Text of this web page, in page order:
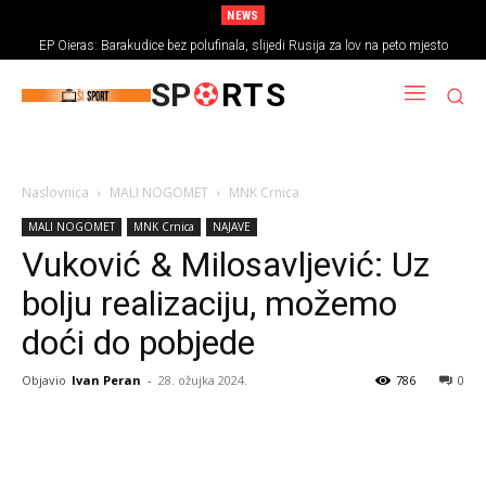
NEWS
EP Oieras: Barakudice bez polufinala, slijedi Rusija za lov na peto mjesto
SP RTS
Naslovnica MALI NOGOMET MNK Crnica
MALI NOGOMET MNK Crnica NAJAVE
Vuković & Milosavljević: Uz
bolju realizaciju, možemo
doći do pobjede
Objavio Ivan Peran - 28. ožujka 2024. 0
786